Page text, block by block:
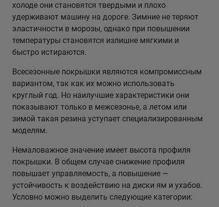
холоде они становятся твердыми и плохо
удерживают машину на дороге. Зимние не теряют
эластичности в морозы, однако при повышении
температуры становятся излишне мягкими и
быстро истираются.
Всесезонные покрышки являются компромиссным
вариантом, так как их можно использовать
круглый год. Но наилучшие характеристики они
показывают только в межсезонье, а летом или
зимой такая резина уступает специализированным
моделям.
Немаловажное значение имеет высота профиля
покрышки. В общем случае снижение профиля
повышает управляемость, а повышение —
устойчивость к воздействию на диски ям и ухабов.
Условно можно выделить следующие категории: